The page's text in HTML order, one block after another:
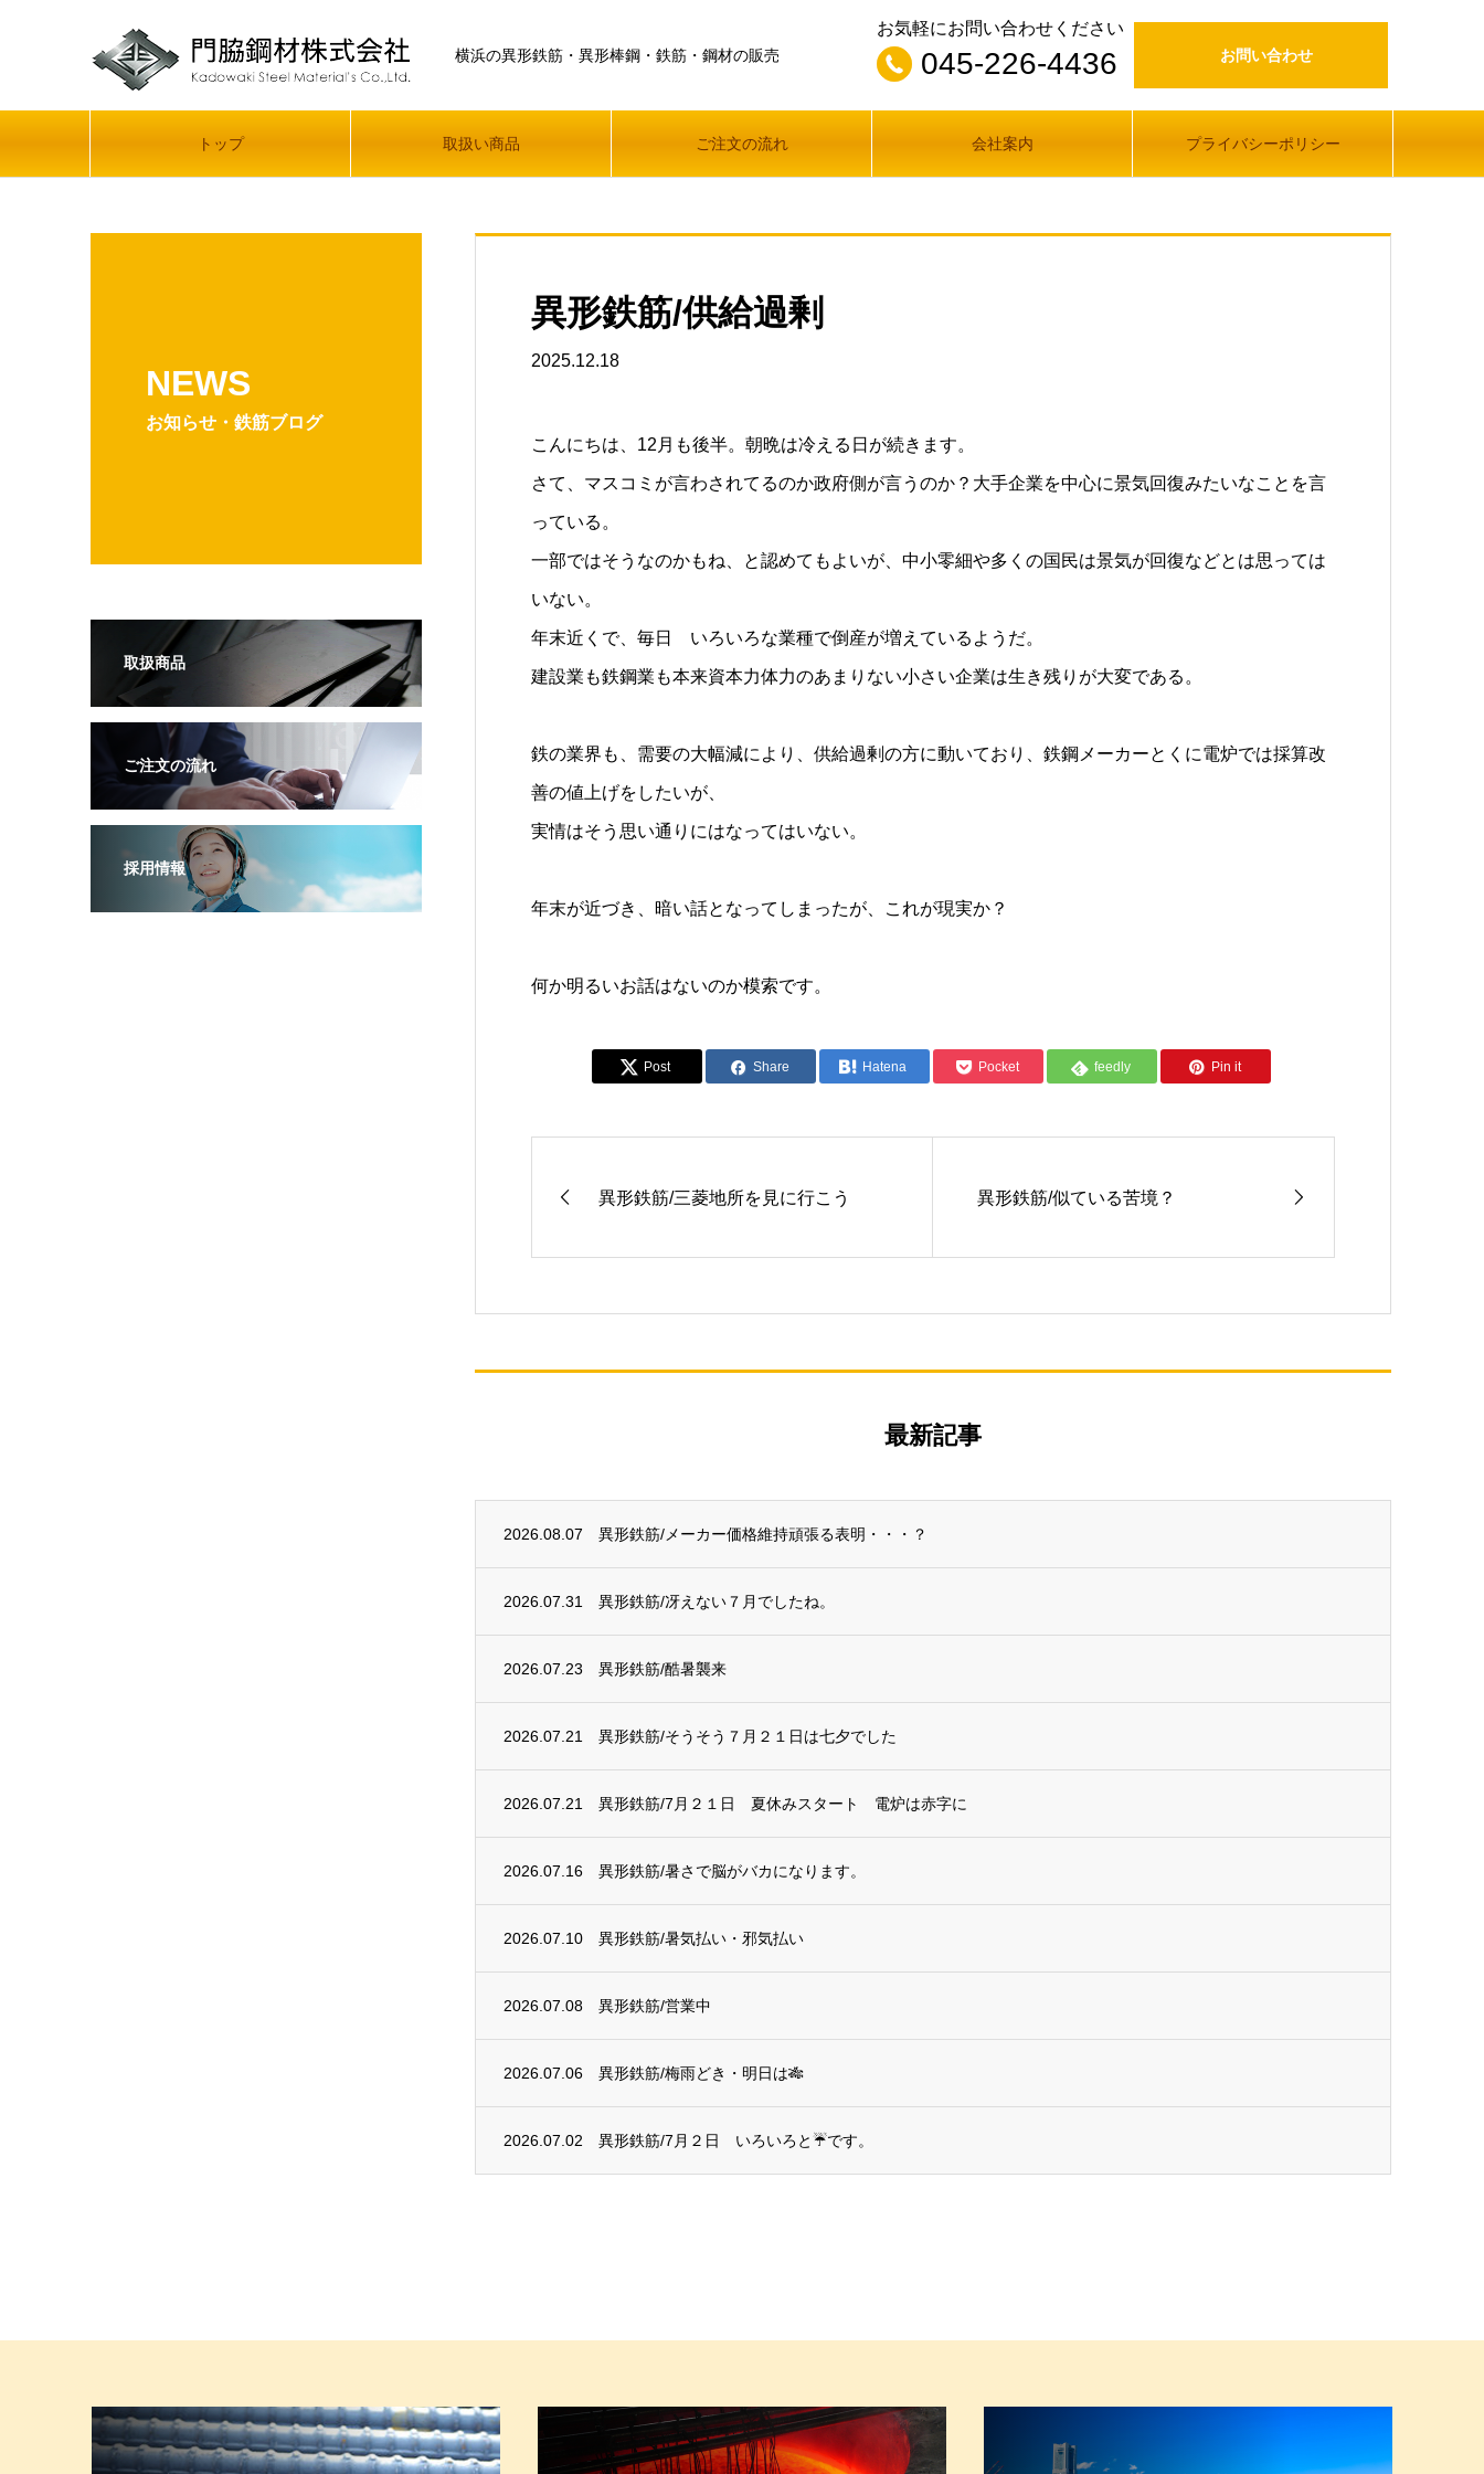
横浜の異形鉄筋・異形棒鋼・鉄筋・鋼材の販売
お気軽にお問い合わせください
045-226-4436 お問い合わせ
トップ 取扱い商品 ご注文の流れ 会社案内 プライバシーポリシー
NEWS
お知らせ・鉄筋ブログ
異形鉄筋/供給過剰
2025.12.18
こんにちは、12月も後半。朝晩は冷える日が続きます。
さて、マスコミが言わされてるのか政府側が言うのか？大手企業を中心に景気回復みたいなことを言
っている。
一部ではそうなのかもね、と認めてもよいが、中小零細や多くの国民は景気が回復などとは思っては
いない。
年末近くで、毎日 いろいろな業種で倒産が増えているようだ。
建設業も鉄鋼業も本来資本力体力のあまりない小さい企業は生き残りが大変である。
鉄の業界も、需要の大幅減により、供給過剰の方に動いており、鉄鋼メーカーとくに電炉では採算改
善の値上げをしたいが、
実情はそう思い通りにはなってはいない。
年末が近づき、暗い話となってしまったが、これが現実か？
何か明るいお話はないのか模索です。
Post Share Hatena Pocket feedly Pin it
異形鉄筋/三菱地所を見に行こう 異形鉄筋/似ている苦境？
最新記事
2026.08.07 異形鉄筋/メーカー価格維持頑張る表明・・・？
2026.07.31 異形鉄筋/冴えない７月でしたね。
2026.07.23 異形鉄筋/酷暑襲来
2026.07.21 異形鉄筋/そうそう７月２１日は七夕でした
2026.07.21 異形鉄筋/7月２１日 夏休みスタート 電炉は赤字に
2026.07.16 異形鉄筋/暑さで脳がバカになります。
2026.07.10 異形鉄筋/暑気払い・邪気払い
2026.07.08 異形鉄筋/営業中
2026.07.06 異形鉄筋/梅雨どき・明日は🎋
2026.07.02 異形鉄筋/7月２日 いろいろと☔です。
取扱商品
ご注文の流れ
採用情報